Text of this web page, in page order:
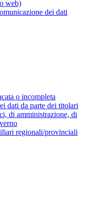
web)
dei dati
o incompleta
dati da parte dei titolari
di amministrazione, di
regionali/provinciali